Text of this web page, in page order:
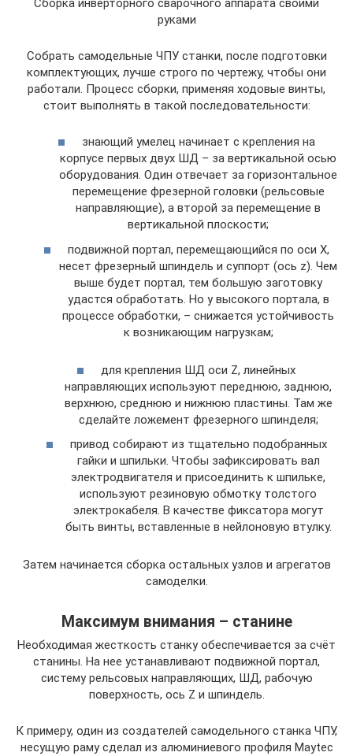
Сборка инверторного сварочного аппарата своими
руками
Собрать самодельные ЧПУ станки, после подготовки
комплектующих, лучше строго по чертежу, чтобы они
работали. Процесс сборки, применяя ходовые винты,
стоит выполнять в такой последовательности:
знающий умелец начинает с крепления на
корпусе первых двух ШД – за вертикальной осью
оборудования. Один отвечает за горизонтальное
перемещение фрезерной головки (рельсовые
направляющие), а второй за перемещение в
вертикальной плоскости;
подвижной портал, перемещающийся по оси X,
несет фрезерный шпиндель и суппорт (ось z). Чем
выше будет портал, тем большую заготовку
удастся обработать. Но у высокого портала, в
процессе обработки, – снижается устойчивость
к возникающим нагрузкам;
для крепления ШД оси Z, линейных
направляющих используют переднюю, заднюю,
верхнюю, среднюю и нижнюю пластины. Там же
сделайте ложемент фрезерного шпинделя;
привод собирают из тщательно подобранных
гайки и шпильки. Чтобы зафиксировать вал
электродвигателя и присоединить к шпильке,
используют резиновую обмотку толстого
электрокабеля. В качестве фиксатора могут
быть винты, вставленные в нейлоновую втулку.
Затем начинается сборка остальных узлов и агрегатов
самоделки.
Максимум внимания – станине
Необходимая жесткость станку обеспечивается за счёт
станины. На нее устанавливают подвижной портал,
систему рельсовых направляющих, ШД, рабочую
поверхность, ось Z и шпиндель.
К примеру, один из создателей самодельного станка ЧПУ,
несущую раму сделал из алюминиевого профиля Maytec